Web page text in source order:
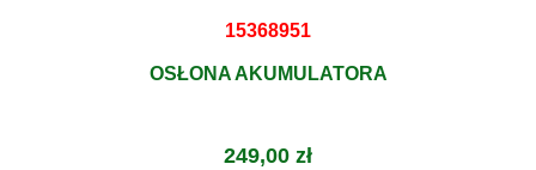
15368951
OSŁONA AKUMULATORA
249,00 zł